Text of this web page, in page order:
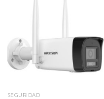
SEGURIDAD